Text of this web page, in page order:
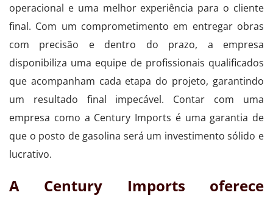
operacional e uma melhor experiência para o cliente
final. Com um comprometimento em entregar obras
com precisão e dentro do prazo, a empresa
disponibiliza uma equipe de profissionais qualificados
que acompanham cada etapa do projeto, garantindo
um resultado final impecável. Contar com uma
empresa como a Century Imports é uma garantia de
que o posto de gasolina será um investimento sólido e
lucrativo.
A Century Imports oferece